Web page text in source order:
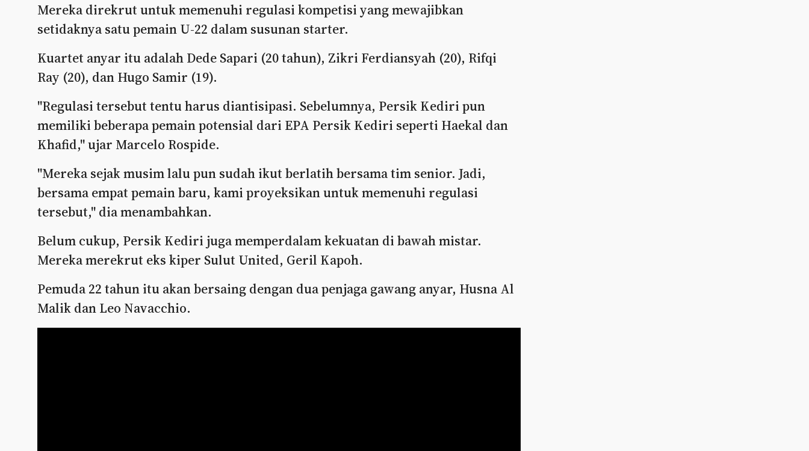
Mereka direkrut untuk memenuhi regulasi kompetisi yang mewajibkan
setidaknya satu pemain U-22 dalam susunan starter.
Kuartet anyar itu adalah Dede Sapari (20 tahun), Zikri Ferdiansyah (20), Rifqi
Ray (20), dan Hugo Samir (19).
"Regulasi tersebut tentu harus diantisipasi. Sebelumnya, Persik Kediri pun
memiliki beberapa pemain potensial dari EPA Persik Kediri seperti Haekal dan
Khafid," ujar Marcelo Rospide.
"Mereka sejak musim lalu pun sudah ikut berlatih bersama tim senior. Jadi,
bersama empat pemain baru, kami proyeksikan untuk memenuhi regulasi
tersebut," dia menambahkan.
Belum cukup, Persik Kediri juga memperdalam kekuatan di bawah mistar.
Mereka merekrut eks kiper Sulut United, Geril Kapoh.
Pemuda 22 tahun itu akan bersaing dengan dua penjaga gawang anyar, Husna Al
Malik dan Leo Navacchio.